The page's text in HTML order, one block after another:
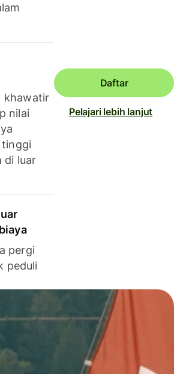
khawatir
nilai
tinggi
di luar
pergi
peduli
Daftar
Pelajari lebih lanjut